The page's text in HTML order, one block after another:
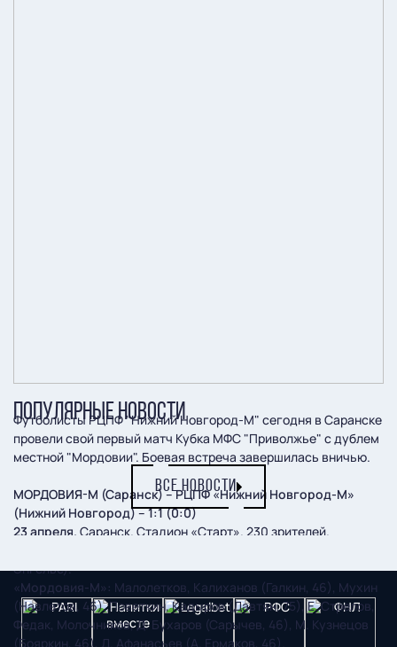
Футболисты РЦПФ "Нижний Новгород-М" сегодня в Саранске
провели свой первый матч Кубка МФС "Приволжье" с дублем
местной "Мордовии". Боевая встреча завершилась вничью.
МОРДОВИЯ-М (Саранск) – РЦПФ «Нижний Новгород-М»
(Нижний Новгород) – 1:1 (0:0)
23 апреля. Саранск. Стадион «Старт». 230 зрителей.
Энгельс).
«Мордовия-М»: Малолетков, Калиханов (Галкин, 46), Мухин
(Навлетов, 46), Поветкин, Кадыров (Давтян, 75), Е. Стрелов,
Федак, Молочников, Д. Бухаров (Сарычев, 46), М. Кузнецов
(Бояркин, 46), Д. Афанасьев (А. Ермаков, 46).
ПОПУЛЯРНЫЕ НОВОСТИ
ВСЕ НОВОСТИ